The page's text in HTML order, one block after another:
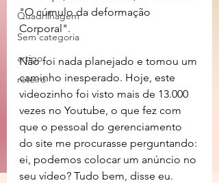
Quadrilhagem
Sem categoria
artigo
roteiro
"O cúmulo da deformação
Corporal".
Não foi nada planejado e tomou um
caminho inesperado. Hoje, este
videozinho foi visto mais de 13.000
vezes no Youtube, o que fez com
que o pessoal do gerenciamento
do site me procurasse perguntando:
ei, podemos colocar um anúncio no
seu vídeo? Tudo bem, disse eu.